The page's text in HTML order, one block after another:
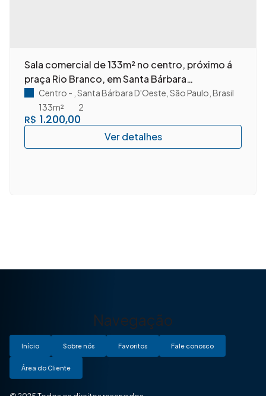
Sala comercial de 133m² no centro, próximo á
praça Rio Branco, em Santa Bárbara
D'Oeste/SP.
R$ 1.200,00
Centro Santa Bárbara D'Oeste São Paulo Brasil
2
133m²
Navegação
Início Sobre nós Favoritos Fale conosco
Área do Cliente